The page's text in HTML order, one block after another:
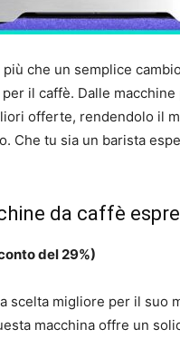
che un semplice
il caffè. Dalle
offerte, rendendolo il
Che tu sia un barista
da caffè
del 29%)
scelta migliore per il suo
macchina offre un